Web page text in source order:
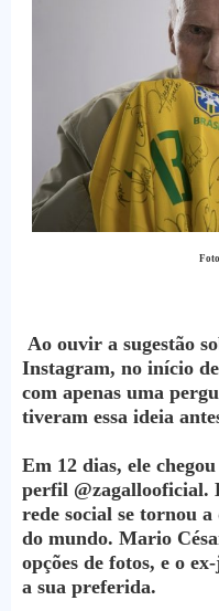
Ao ouvir a sugestão
Instagram, no início
com apenas uma
tiveram essa ideia
Em 12 dias, ele
perfil @zagallooficial.
rede social se tornou
do mundo. Mario
opções de fotos, e o
a sua preferida.